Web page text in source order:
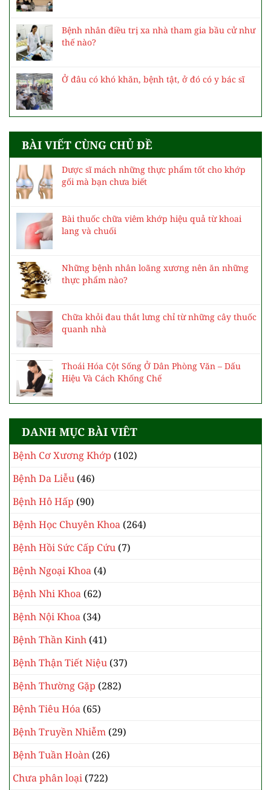
Bệnh nhân điều trị xa nhà tham gia bầu cử như
thế nào?
Ở đâu có khó khăn, bệnh tật, ở đó có y bác sĩ
BÀI VIẾT CÙNG CHỦ ĐỀ
Dược sĩ mách những thực phẩm tốt cho khớp
gối mà bạn chưa biết
Bài thuốc chữa viêm khớp hiệu quả từ khoai
lang và chuối
Những bệnh nhân loãng xương nên ăn những
thực phẩm nào?
Chữa khỏi đau thắt lưng chỉ từ những cây thuốc
quanh nhà
Thoái Hóa Cột Sống Ở Dân Phòng Văn – Dấu
Hiệu Và Cách Khống Chế
DANH MỤC BÀI VIÊT
Bệnh Cơ Xương Khớp (102)
Bệnh Da Liễu (46)
Bệnh Hô Hấp (90)
Bệnh Học Chuyên Khoa (264)
Bệnh Hồi Sức Cấp Cứu (7)
Bệnh Ngoại Khoa (4)
Bệnh Nhi Khoa (62)
Bệnh Nội Khoa (34)
Bệnh Thần Kinh (41)
Bệnh Thận Tiết Niệu (37)
Bệnh Thường Gặp (282)
Bệnh Tiêu Hóa (65)
Bệnh Truyền Nhiễm (29)
Bệnh Tuần Hoàn (26)
Chưa phân loại (722)